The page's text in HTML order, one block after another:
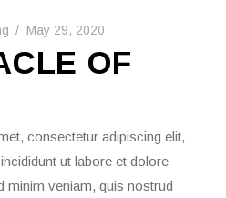
May 29, 2020
OF
consectetur adipiscing elit,
ut labore et dolore
minim veniam, quis nostrud